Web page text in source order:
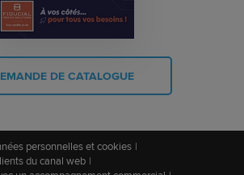
DE CATALOGUE
personnelles et cookies
du canal web